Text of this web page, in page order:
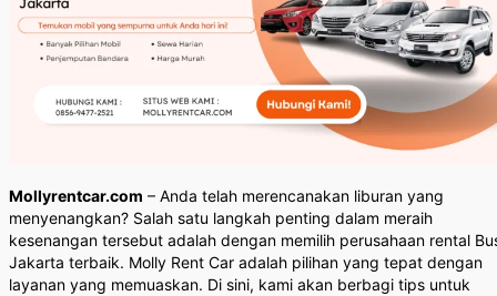
Hubungi
Mollyrentcar.com – Anda telah merencanakan liburan yang
menyenangkan? Salah satu langkah penting dalam meraih
kesenangan tersebut adalah dengan memilih perusahaan rental
Jakarta terbaik. Molly Rent Car adalah pilihan yang tepat dengan
layanan yang memuaskan. Di sini, kami akan berbagi tips untuk